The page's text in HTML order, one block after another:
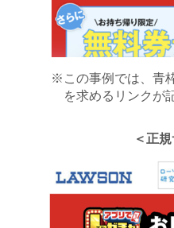
※この事例では、青
を求めるリンクが
＜正